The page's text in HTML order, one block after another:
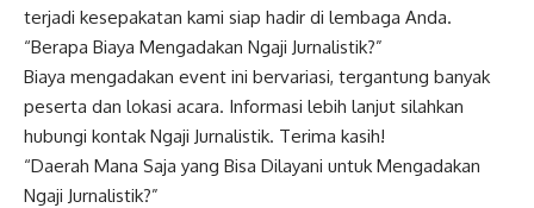
terjadi kesepakatan kami siap hadir di lembaga Anda.
“Berapa Biaya Mengadakan Ngaji Jurnalistik?”
Biaya mengadakan event ini bervariasi, tergantung banyak
peserta dan lokasi acara. Informasi lebih lanjut silahkan
hubungi kontak Ngaji Jurnalistik. Terima kasih!
“Daerah Mana Saja yang Bisa Dilayani untuk Mengadakan
Ngaji Jurnalistik?”